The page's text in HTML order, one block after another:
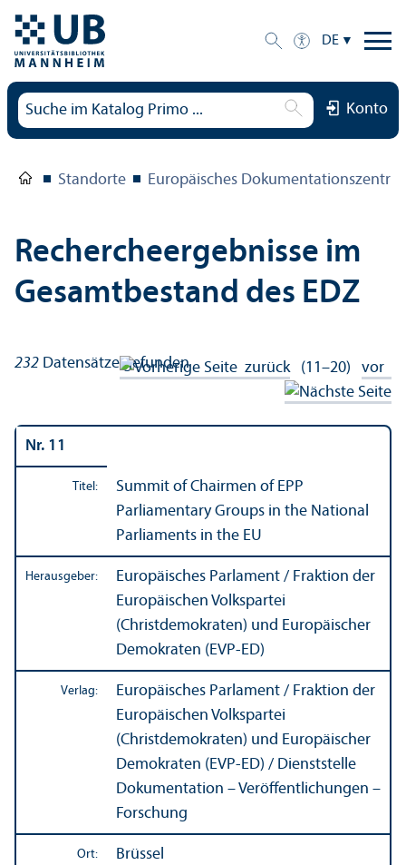
DE
Konto
Standorte Europäisches
Rechercheergebnisse im
Gesamtbestand des EDZ
232 Datensätze gefunden zurück(11–20) vor
Nr. 11
Titel:
Summit of Chairmen of EPP
Parliamentary Groups in the National
Parliaments in the EU
Herausgeber:
Europäisches Parlament / Fraktion der
Europäischen Volkspartei
(Christdemokraten) und Europäischer
Demokraten (EVP-ED)
Verlag:
Europäisches Parlament / Fraktion der
Europäischen Volkspartei
(Christdemokraten) und Europäischer
Demokraten (EVP-ED) / Dienststelle
Dokumentation – Veröffentlichungen –
Forschung
Ort: Brüssel